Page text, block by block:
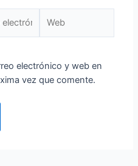
electrónico y web en
vez que comente.